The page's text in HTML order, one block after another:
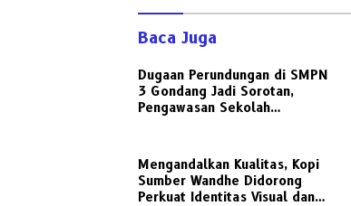
Baca Juga
Dugaan Perundungan di SMPN
3 Gondang Jadi Sorotan,
Pengawasan Sekolah
Tangan
Mengandalkan Kualitas, Kopi
Sumber Wandhe Didorong
Perkuat Identitas Visual dan